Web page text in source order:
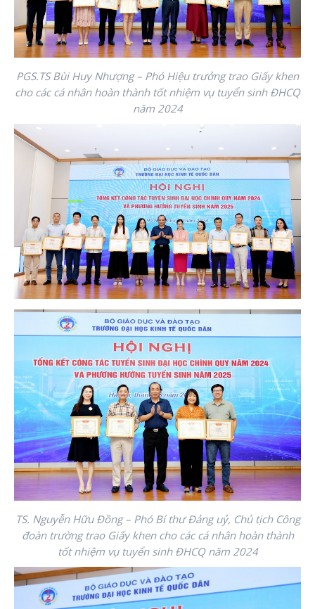
PGS.TS Bùi Huy Nhượng – Phó Hiệu trưởng trao Giấy khen
cho các cá nhân hoàn thành tốt nhiệm vụ tuyển sinh ĐHCQ
năm 2024
TS. Nguyễn Hữu Đồng – Phó Bí thư Đảng uỷ, Chủ tịch Công
đoàn trường trao Giấy khen cho các cá nhân hoàn thành
tốt nhiệm vụ tuyển sinh ĐHCQ năm 2024